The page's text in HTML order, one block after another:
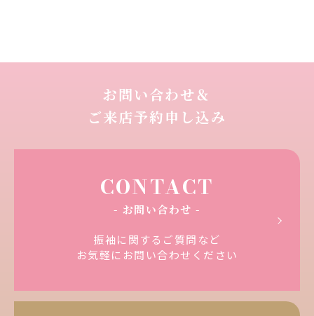
お問い合わせ＆
ご来店予約申し込み
CONTACT
- お問い合わせ -
振袖に関するご質問など
お気軽にお問い合わせください